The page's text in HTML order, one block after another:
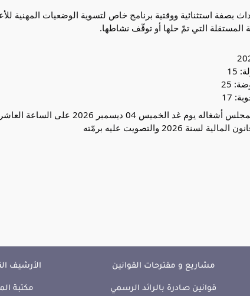
143 المتعلٌق بإحداث بصفة استثنائية ووقتية برنامج خاص لتسوية الوضعيات المهنية
المستقلة التي تمّ حلها أو توقّف نشاطها.
25
17
وتمّ رفع الجلسة العامة على أن يستأنف المجلس أشغاله يوم غد الخميس 04
والتصويت عليه برمّته
مشاريع و مقترحات القوانين
قوانين صادرة بالرائد الرسمي
الأرشيف
مكتبة